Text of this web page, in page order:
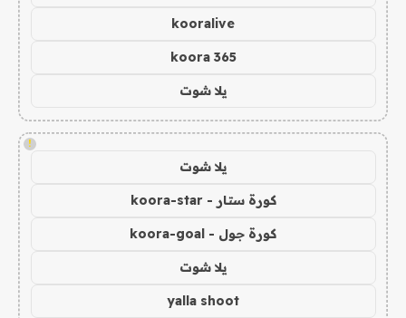
kooralive
koora 365
يلا شوت
!
يلا شوت
كورة ستار - koora-star
كورة جول - koora-goal
يلا شوت
yalla shoot